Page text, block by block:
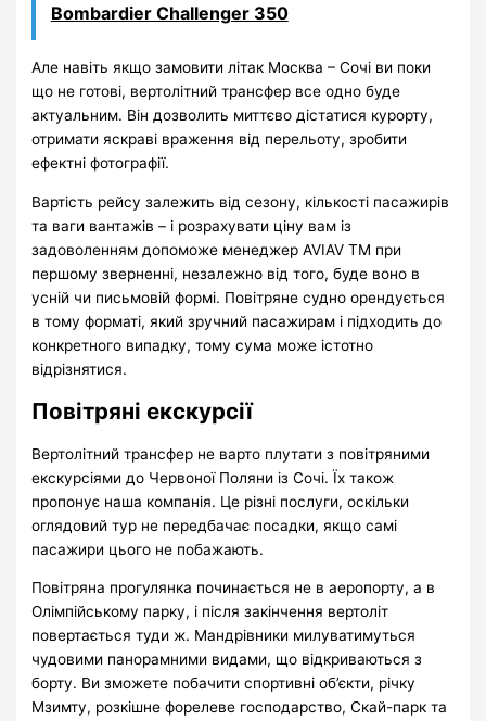
Bombardier Challenger 350
Але навіть якщо замовити літак Москва – Сочі ви поки
що не готові, вертолітний трансфер все одно буде
актуальним. Він дозволить миттєво дістатися курорту,
отримати яскраві враження від перельоту, зробити
ефектні фотографії.
Вартість рейсу залежить від сезону, кількості пасажирів
та ваги вантажів – і розрахувати ціну вам із
задоволенням допоможе менеджер AVIAV TM при
першому зверненні, незалежно від того, буде воно в
усній чи письмовій формі. Повітряне судно орендується
в тому форматі, який зручний пасажирам і підходить до
конкретного випадку, тому сума може істотно
відрізнятися.
Повітряні екскурсії
Вертолітний трансфер не варто плутати з повітряними
екскурсіями до Червоної Поляни із Сочі. Їх також
пропонує наша компанія. Це різні послуги, оскільки
оглядовий тур не передбачає посадки, якщо самі
пасажири цього не побажають.
Повітряна прогулянка починається не в аеропорту, а в
Олімпійському парку, і після закінчення вертоліт
повертається туди ж. Мандрівники милуватимуться
чудовими панорамними видами, що відкриваються з
борту. Ви зможете побачити спортивні об’єкти, річку
Мзимту, розкішне форелеве господарство, Скай-парк та